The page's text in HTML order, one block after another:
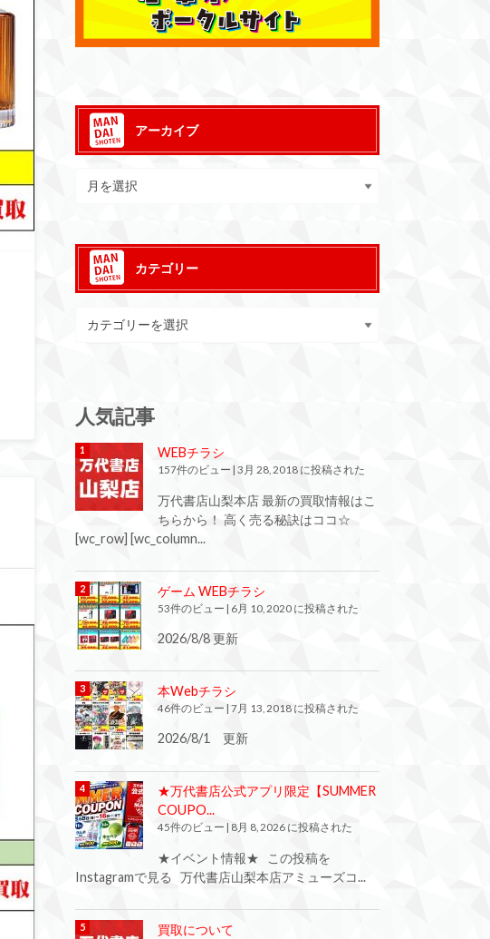
アーカイブ
カテゴリー
人気記事
WEBチラシ
157件のビュー 3月 28, 2018 に投稿された
万代書店山梨本店 最新の買取情報はこ
ちらから！ 高く売る秘訣はココ☆
[wc_row] [wc_column...
ゲーム WEBチラシ
53件のビュー | 6月 10, 2020 に投稿された
2026/8/8 更新
本Webチラシ
46件のビュー 7月 13, 2018 に投稿された
2026/8/1 更新
★万代書店公式アプリ限定【SUMMER
COUPO...
45件のビュー 8月 8, 2026 に投稿された
★イベント情報★ この投稿を
Instagramで見る 万代書店山梨本店アミューズコ...
買取について